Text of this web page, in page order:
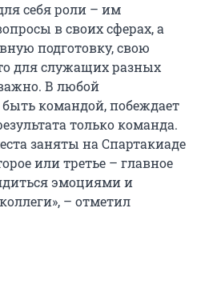
себя роли – им
в своих сферах, а
подготовку, свою
для служащих разных
В любой
быть командой, побеждает
только команда.
заняты на Спартакиаде
или третье – главное
эмоциями и
– отметил